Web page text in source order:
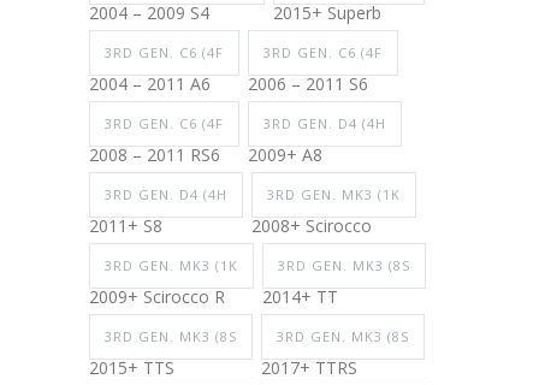
2004 – 2009 S4 2015+ Superb
3RD GEN. C6 (4F
2004 – 2011 A6
3RD GEN. C6 (4F
2006 – 2011 S6
3RD GEN. C6 (4F
2008 – 2011 RS6
3RD GEN. D4 (4H
2009+ A8
3RD GEN. D4 (4H
2011+ S8
3RD GEN. MK3 (1K
2008+ Scirocco
3RD GEN. MK3 (1K
2009+ Scirocco R
3RD GEN. MK3 (8S
2014+ TT
3RD GEN. MK3 (8S
2015+ TTS
3RD GEN. MK3 (8S
2017+ TTRS